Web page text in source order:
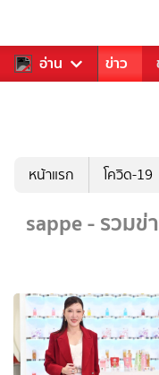
อ่าน
คุณ กีฬา ข่าว
หน้าแรก โควิด-19
sappe - รวมข่